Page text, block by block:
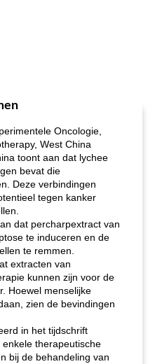
Oncologie,
West China
toont aan dat lychee
bevat die
Deze verbindingen
tegen kanker
dat percharpextract van
te induceren en de
te remmen.
extracten van
kunnen zijn voor de
Hoewel menselijke
zien de bevindingen
in het tijdschrift
therapeutische
bij de behandeling van